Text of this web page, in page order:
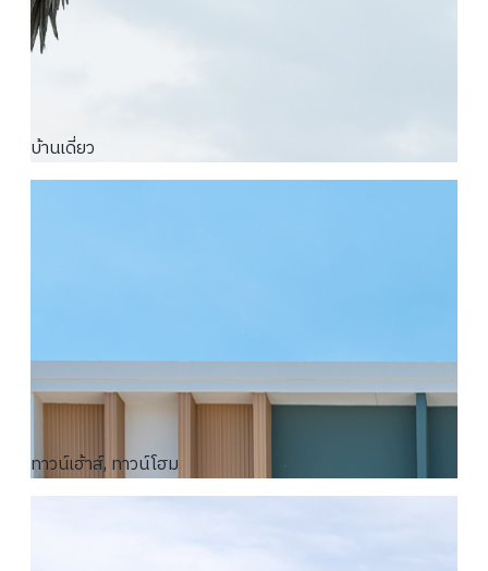
บ้านเดี่ยว
ทาวน์เฮ้าส์, ทาวน์โฮม